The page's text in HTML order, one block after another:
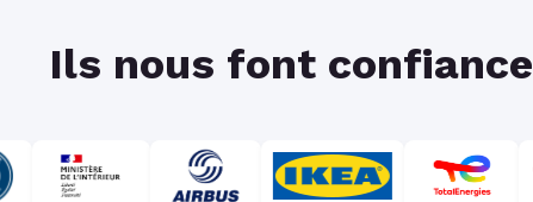
Ils nous font confiance